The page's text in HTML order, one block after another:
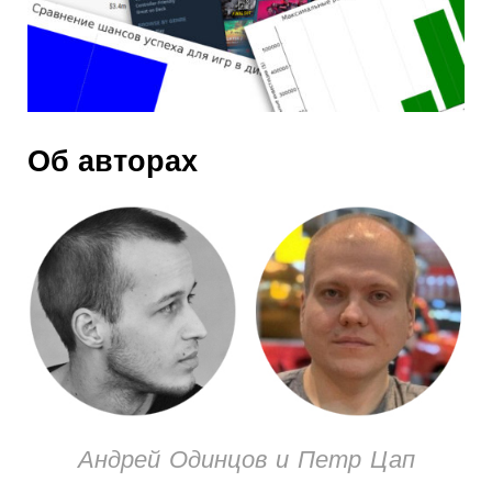
Об авторах
Андрей Одинцов и Петр Цап